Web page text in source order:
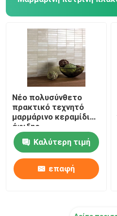
Νέο πολυσύνθετο
πρακτικό τεχνητό
μαρμάρινο κεραμίδι
άφιξης
Καλύτερη τιμή
επαφή